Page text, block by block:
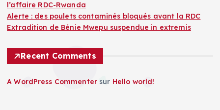
l’affaire RDC-Rwanda
Alerte : des poulets contaminés bloqués avant la RDC
Extradition de Bénie Mwepu suspendue in extremis
Recent Comments
A WordPress Commenter sur Hello world!